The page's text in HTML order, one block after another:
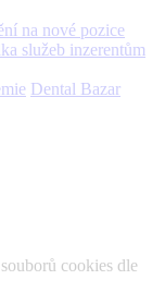
na nové pozice
služeb inzerentům
Dental Bazar
cookies dle